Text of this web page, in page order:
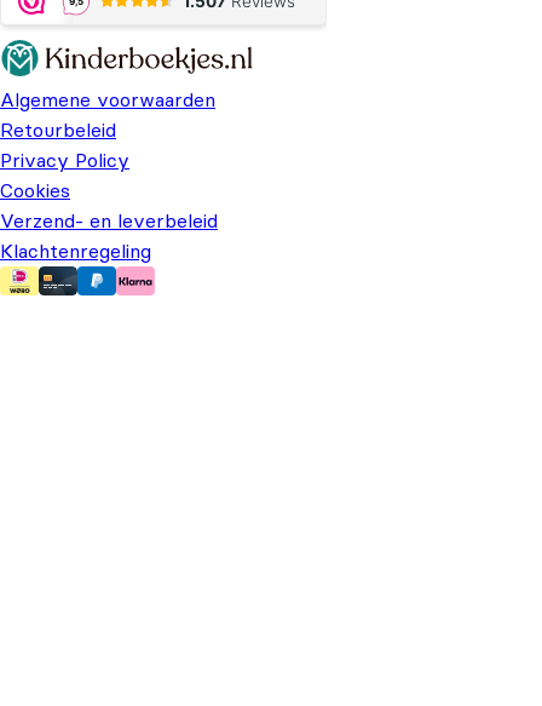
Algemene voorwaarden
Retourbeleid
Privacy Policy
Cookies
Verzend- en leverbeleid
Klachtenregeling